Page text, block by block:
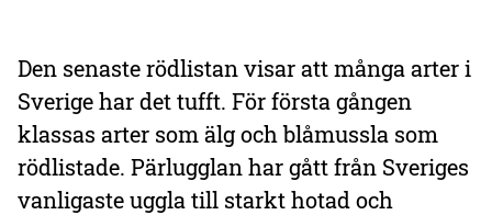
Den senaste rödlistan visar att många arter i
Sverige har det tufft. För första gången
klassas arter som älg och blåmussla som
rödlistade. Pärlugglan har gått från Sveriges
vanligaste uggla till starkt hotad och